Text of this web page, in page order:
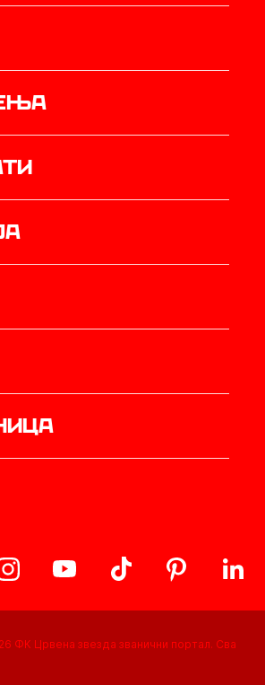
ФК Црвена звезда званични портал. Сва